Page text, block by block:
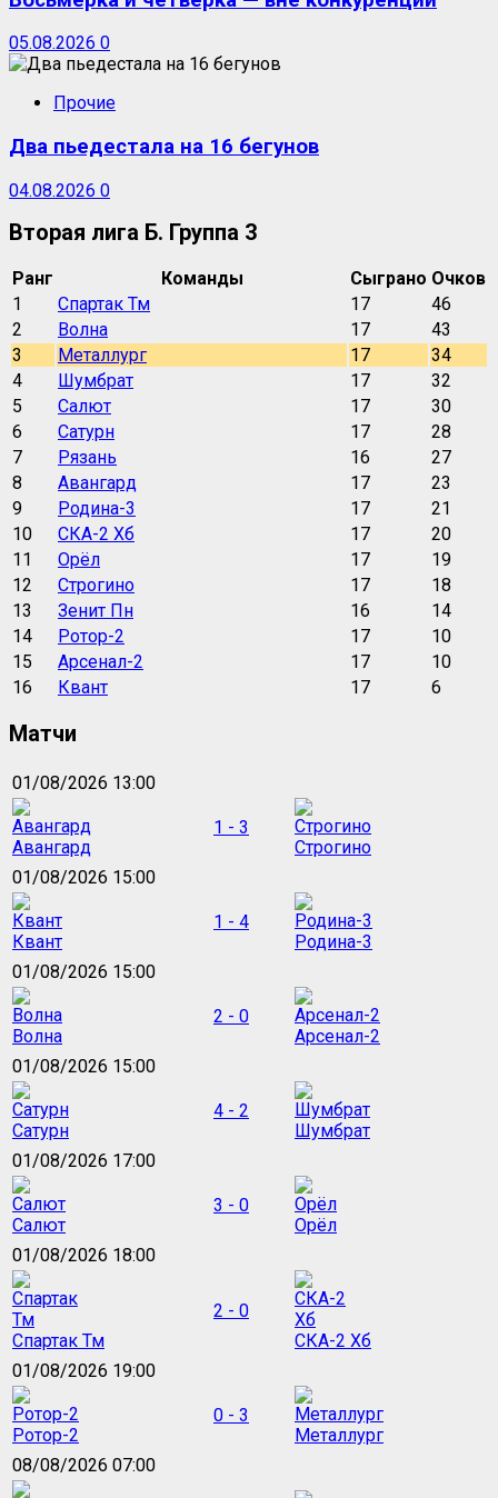
05.08.2026 0
Прочие
Два пьедестала на 16 бегунов
04.08.2026 0
Вторая лига Б. Группа 3
Ранг Команды Сыграно Очков
1
Спартак Тм 17
46
2
Волна 17
43
3
Металлург 17
34
4
Шумбрат 17
32
5
Салют 17
30
6
Сатурн 17
28
7
Рязань 16
27
8
Авангард 17
23
9
Родина-3 17
21
10
СКА-2 Хб 17
20
11
Орёл 17
19
12
Строгино 17
18
13
Зенит Пн 16
14
14
Ротор-2 17
10
15
Арсенал-2 17
10
16
Квант 17 6
Матчи
01/08/2026 13:00
Авангард
1 - 3
Строгино
01/08/2026 15:00
Квант
1 - 4
Родина-3
01/08/2026 15:00
Волна
2 - 0
Арсенал-2
01/08/2026 15:00
Сатурн
4 - 2
Шумбрат
01/08/2026 17:00
Салют
3 - 0
Орёл
01/08/2026 18:00
Спартак Тм
2 - 0
СКА-2 Хб
01/08/2026 19:00
Ротор-2
0 - 3
Металлург
08/08/2026 07:00